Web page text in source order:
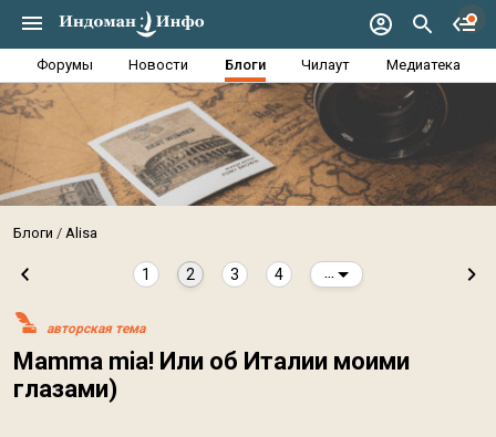
Форумы Новости Блоги Чилаут Медиатека
Блоги Alisa
1 2 3 4
авторская тема
Mamma mia! Или об Италии моими
глазами)